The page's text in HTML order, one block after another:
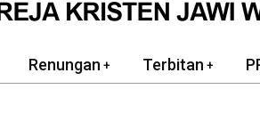
Renungan Terbitan